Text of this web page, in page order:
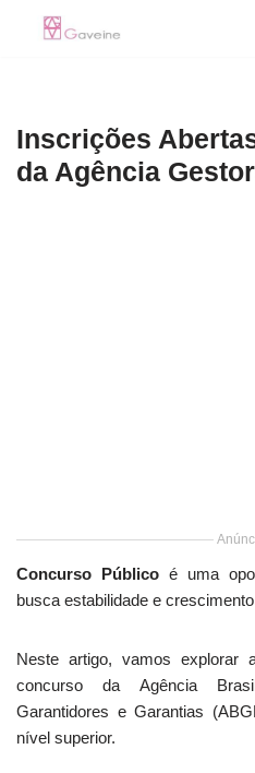
conteúdo
Inscrições
da Agência
Concurso Público é uma
busca estabilidade e
Neste artigo, vamos explorar
concurso da Agência
Garantidores e Garantias
nível superior.